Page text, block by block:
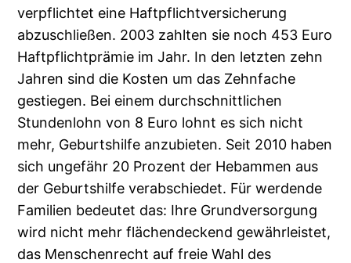
verpflichtet eine Haftpflichtversicherung
abzuschließen. 2003 zahlten sie noch 453 Euro
Haftpflichtprämie im Jahr. In den letzten zehn
Jahren sind die Kosten um das Zehnfache
gestiegen. Bei einem durchschnittlichen
Stundenlohn von 8 Euro lohnt es sich nicht
mehr, Geburtshilfe anzubieten. Seit 2010 haben
sich ungefähr 20 Prozent der Hebammen aus
der Geburtshilfe verabschiedet. Für werdende
Familien bedeutet das: Ihre Grundversorgung
wird nicht mehr flächendeckend gewährleistet,
das Menschenrecht auf freie Wahl des